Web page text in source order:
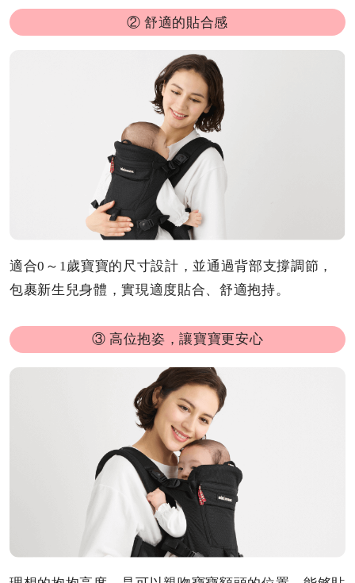
② 舒適的貼合感
適合0～1歲寶寶的尺寸設計，並通過背部支撐調節，
包裹新生兒身體，實現適度貼合、舒適抱持。
③ 高位抱姿，讓寶寶更安心